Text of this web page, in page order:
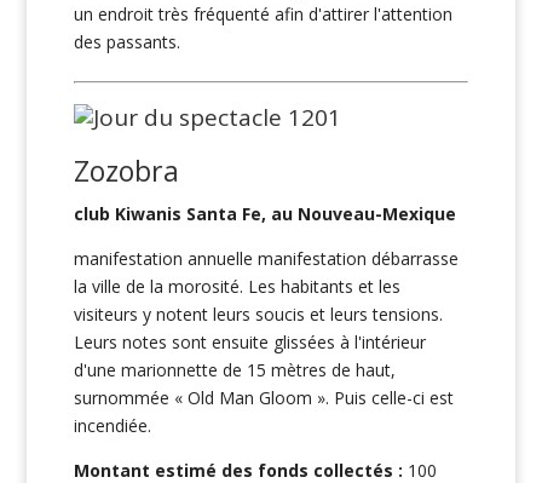
un endroit très fréquenté afin d'attirer l'attention
des passants.
Zozobra
club Kiwanis Santa Fe, au Nouveau-Mexique
manifestation annuelle manifestation débarrasse
la ville de la morosité. Les habitants et les
visiteurs y notent leurs soucis et leurs tensions.
Leurs notes sont ensuite glissées à l'intérieur
d'une marionnette de 15 mètres de haut,
surnommée « Old Man Gloom ». Puis celle-ci est
incendiée.
Montant estimé des fonds collectés : 100